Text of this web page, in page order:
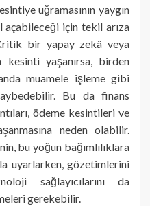
uğramasının yaygın
açabileceği için tekil arıza
bir yapay zekâ veya
kesinti yaşanırsa, birden
muamele işleme gibi
Bu da finans
ödeme kesintileri ve
neden olabilir.
bu yoğun bağımlılıklara
uyarlarken, gözetimlerini
sağlayıcılarını da
gerekebilir.